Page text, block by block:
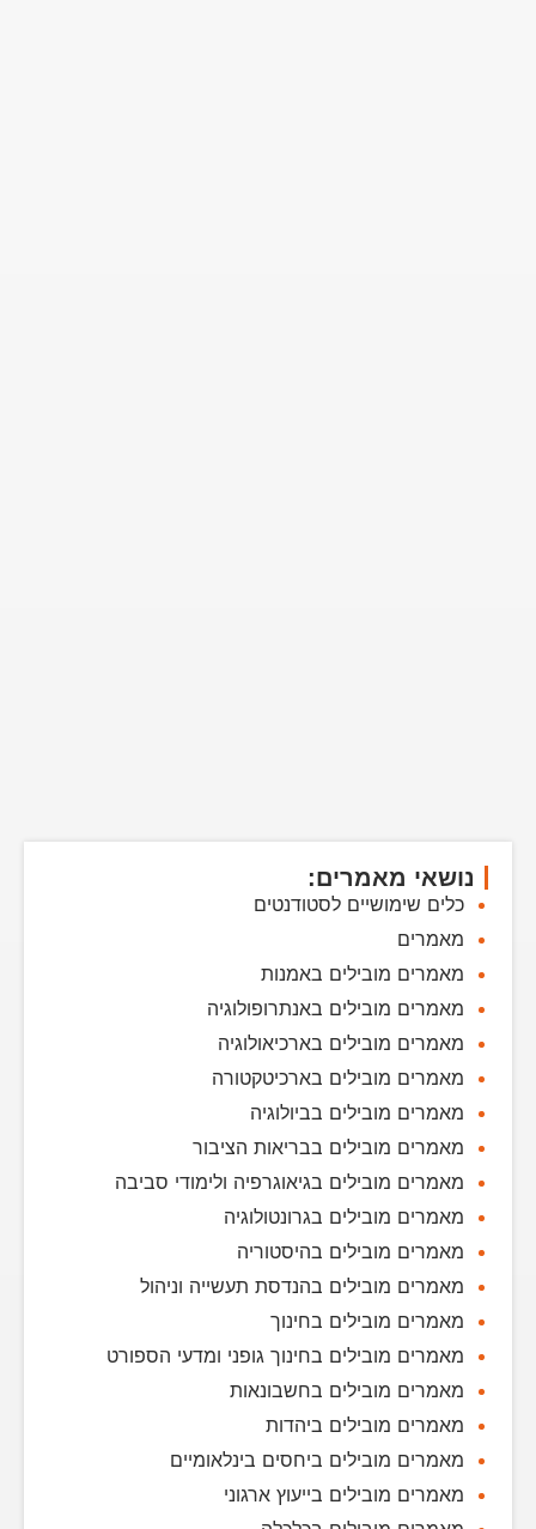
נושאי מאמרים:
כלים שימושיים לסטודנטים
מאמרים
מאמרים מובילים באמנות
מאמרים מובילים באנתרופולוגיה
מאמרים מובילים בארכיאולוגיה
מאמרים מובילים בארכיטקטורה
מאמרים מובילים בביולוגיה
מאמרים מובילים בבריאות הציבור
מאמרים מובילים בגיאוגרפיה ולימודי סביבה
מאמרים מובילים בגרונטולוגיה
מאמרים מובילים בהיסטוריה
מאמרים מובילים בהנדסת תעשייה וניהול
מאמרים מובילים בחינוך
מאמרים מובילים בחינוך גופני ומדעי הספורט
מאמרים מובילים בחשבונאות
מאמרים מובילים ביהדות
מאמרים מובילים ביחסים בינלאומיים
מאמרים מובילים בייעוץ ארגוני